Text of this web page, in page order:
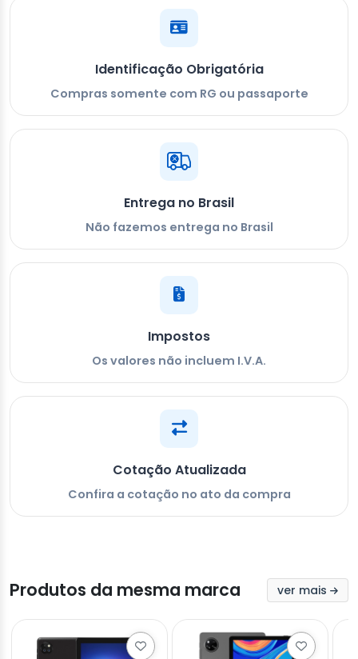
Identificação Obrigatória
Compras somente com RG ou passaporte
Entrega no Brasil
Não fazemos entrega no Brasil
Impostos
Os valores não incluem I.V.A.
Cotação Atualizada
Confira a cotação no ato da compra
Produtos da mesma marca ver mais